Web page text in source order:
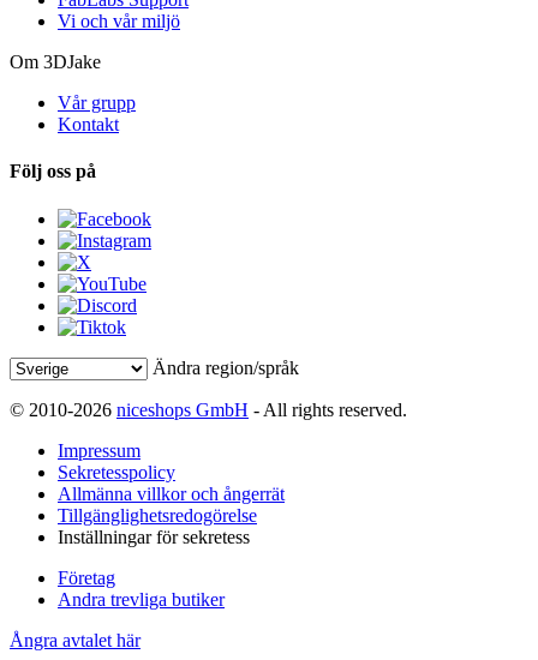
Vi och vår miljö
Om 3DJake
Vår grupp
Kontakt
Följ oss på
Ändra region/språk
© 2010-2026 niceshops GmbH - All rights reserved.
Impressum
Sekretesspolicy
Allmänna villkor och ångerrät
Tillgänglighetsredogörelse
Inställningar för sekretess
Företag
Andra trevliga butiker
Ångra avtalet här